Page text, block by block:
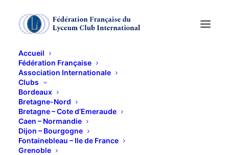
Accueil
Fédération Française
Association Internationale
Clubs
Bordeaux
Bretagne-Nord
Bretagne – Cote d’Emeraude
Caen – Normandie
Dijon – Bourgogne
Fontainebleau – Ile de France
Grenoble
2 OCTOBRE 2014